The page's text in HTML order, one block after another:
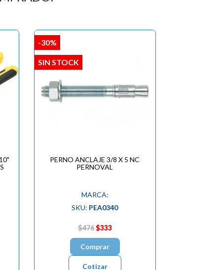
PERNO ANCLAJE 3/8 X 5 NC
PERNOVAL
MARCA:
SKU: PEA0340
$476$333
Comprar
Cotizar
-30%
SIN STOCK